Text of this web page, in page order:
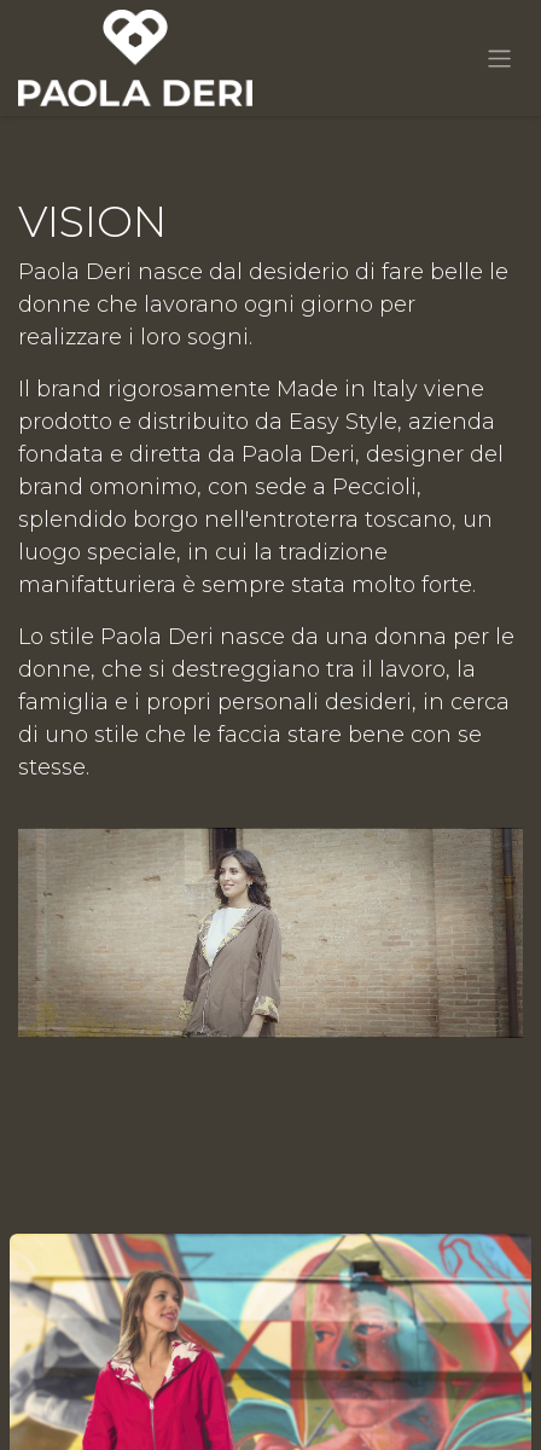
Passa al contenuto
VISION
Paola Deri nasce dal desiderio di fare belle le
donne che lavorano ogni giorno per
realizzare i loro sogni.
Il brand rigorosamente Made in Italy viene
prodotto e distribuito da Easy Style, azienda
fondata e diretta da Paola Deri, designer del
brand omonimo, con sede a Peccioli,
splendido borgo nell'entroterra toscano, un
luogo speciale, in cui la tradizione
manifatturiera è sempre stata molto forte.
Lo stile Paola Deri nasce da una donna per le
donne, che si destreggiano tra il lavoro, la
famiglia e i propri personali desideri, in cerca
di uno stile che le faccia stare bene con se
stesse.